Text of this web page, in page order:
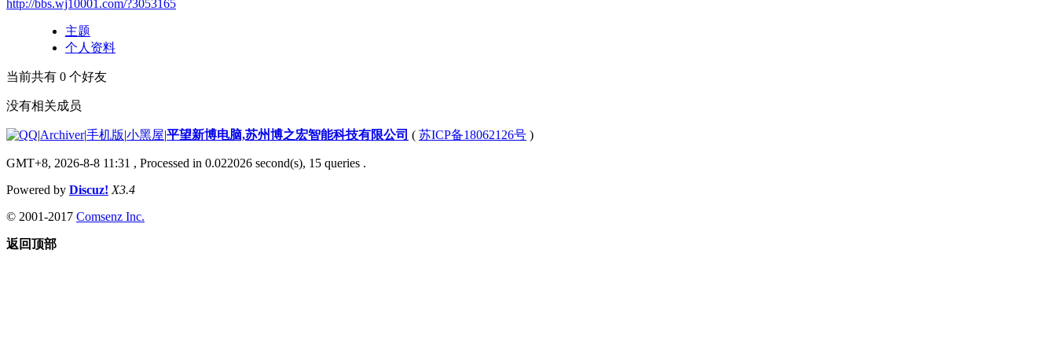
http://bbs.wj10001.com/?3053165
主题
个人资料
当前共有 0 个好友
没有相关成员
|Archiver|手机版|小黑屋|平望新博电脑,苏州博之宏智能科技有限公司 ( 苏ICP备18062126号 )
GMT+8, 2026-8-8 11:31 , Processed in 0.022026 second(s), 15 queries .
Powered by Discuz! X3.4
© 2001-2017 Comsenz Inc.
返回顶部